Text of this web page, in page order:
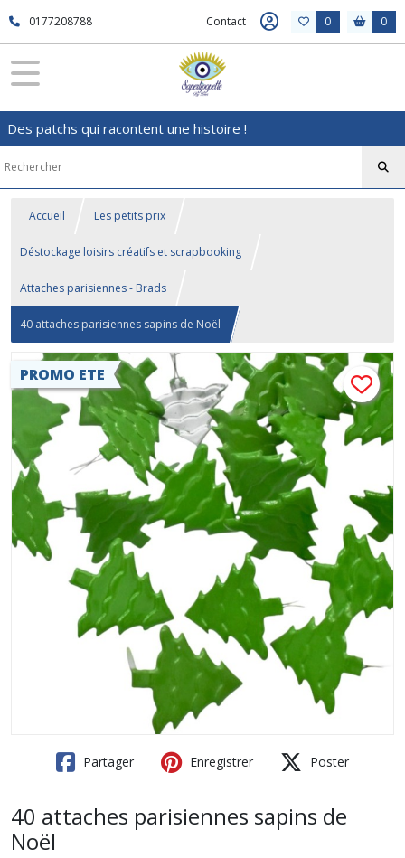
0177208788 Contact 0 0
Des patchs qui racontent une histoire !
Accueil Les petits prix
Déstockage loisirs créatifs et scrapbooking
Attaches parisiennes - Brads
40 attaches parisiennes sapins de Noël
PROMO ETE
Partager Enregistrer Poster
40 attaches parisiennes sapins de
Noël